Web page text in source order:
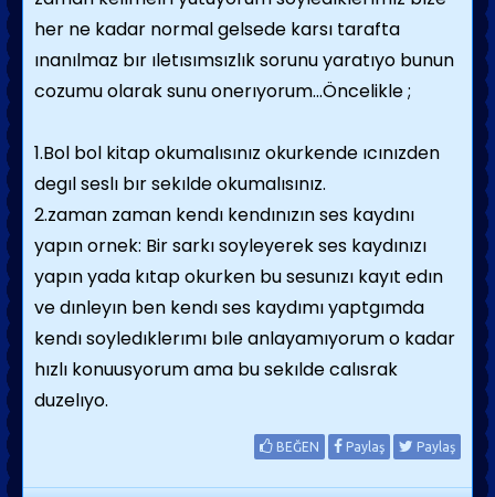
her ne kadar normal gelsede karsı tarafta
ınanılmaz bır ıletısımsızlık sorunu yaratıyo bunun
cozumu olarak sunu onerıyorum...Öncelikle ;
1.Bol bol kitap okumalısınız okurkende ıcınızden
degıl seslı bır sekılde okumalısınız.
2.zaman zaman kendı kendınızın ses kaydını
yapın ornek: Bir sarkı soyleyerek ses kaydınızı
yapın yada kıtap okurken bu sesunızı kayıt edın
ve dınleyın ben kendı ses kaydımı yaptgımda
kendı soyledıklerımı bıle anlayamıyorum o kadar
hızlı konuusyorum ama bu sekılde calısrak
duzelıyo.
BEĞEN Paylaş Paylaş